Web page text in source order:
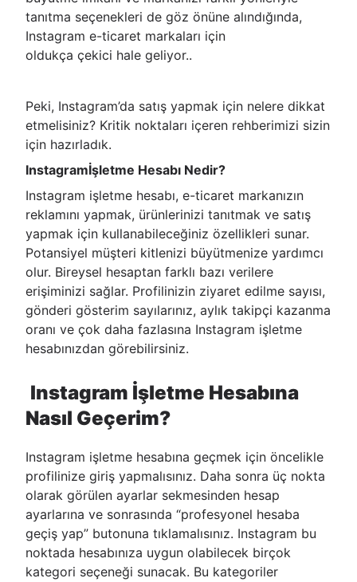
tanıtma seçenekleri de göz önüne alındığında,
Instagram e-ticaret markaları için
oldukça çekici hale geliyor..
Peki, Instagram’da satış yapmak için nelere dikkat
etmelisiniz? Kritik noktaları içeren rehberimizi sizin
için hazırladık.
Instagramİşletme Hesabı Nedir?
Instagram işletme hesabı, e-ticaret markanızın
reklamını yapmak, ürünlerinizi tanıtmak ve satış
yapmak için kullanabileceğiniz özellikleri sunar.
Potansiyel müşteri kitlenizi büyütmenize yardımcı
olur. Bireysel hesaptan farklı bazı verilere
erişiminizi sağlar. Profilinizin ziyaret edilme sayısı,
gönderi gösterim sayılarınız, aylık takipçi kazanma
oranı ve çok daha fazlasına Instagram işletme
hesabınızdan görebilirsiniz.
Instagram İşletme Hesabına
Nasıl Geçerim?
Instagram işletme hesabına geçmek için öncelikle
profilinize giriş yapmalısınız. Daha sonra üç nokta
olarak görülen ayarlar sekmesinden hesap
ayarlarına ve sonrasında “profesyonel hesaba
geçiş yap” butonuna tıklamalısınız. Instagram bu
noktada hesabınıza uygun olabilecek birçok
kategori seçeneği sunacak. Bu kategoriler